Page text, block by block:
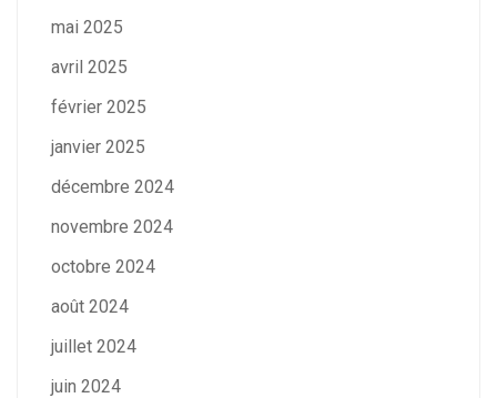
mai 2025
avril 2025
février 2025
janvier 2025
décembre 2024
novembre 2024
octobre 2024
août 2024
juillet 2024
juin 2024